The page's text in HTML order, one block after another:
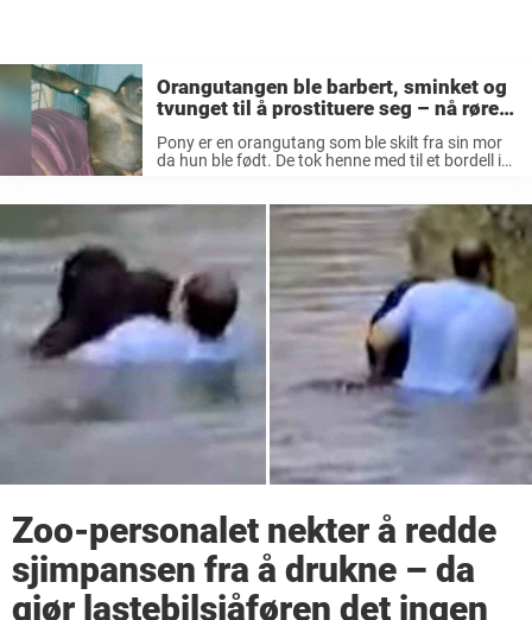
Orangutangen ble barbert, sminket og
tvunget til å prostituere seg – nå rører
Ponys historie millioner
Pony er en orangutang som ble skilt fra sin mor
da hun ble født. De tok henne med til et bordell i
Zoo-personalet nekter å redde
sjimpansen fra å drukne – da
gjør lastebilsjåføren det ingen